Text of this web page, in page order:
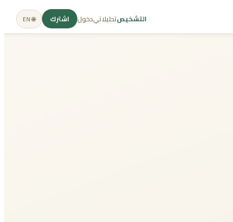
التشخيصتحليلاتيدخول اشترك 🌐 EN